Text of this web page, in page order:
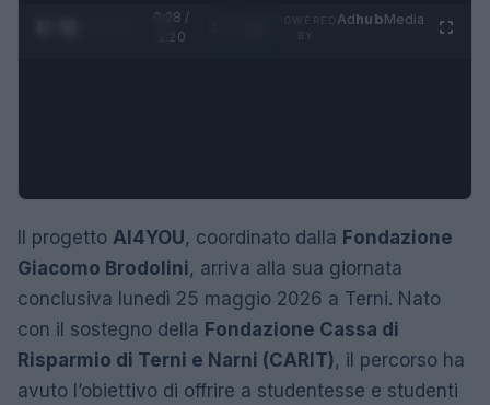
0:29 /
1:20
AdhubMedia
Il progetto AI4YOU, coordinato dalla Fondazione
Giacomo Brodolini, arriva alla sua giornata
conclusiva lunedì 25 maggio 2026 a Terni. Nato
con il sostegno della Fondazione Cassa di
Risparmio di Terni e Narni (CARIT), il percorso ha
avuto l’obiettivo di offrire a studentesse e studenti